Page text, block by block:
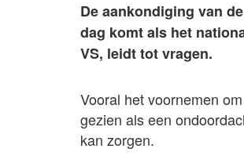
De aankondiging van
dag komt als het
VS, leidt tot vragen.
Vooral het voornemen
gezien als een
kan zorgen.